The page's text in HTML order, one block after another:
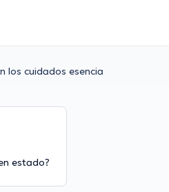
los cuidados esencia
estado?